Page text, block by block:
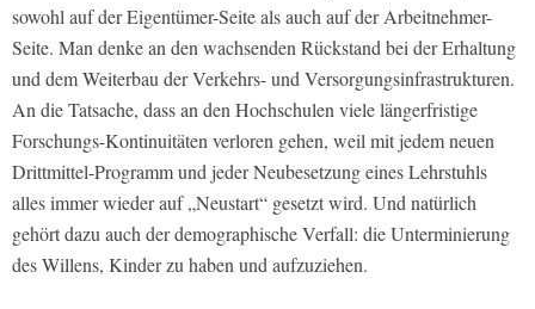
sowohl auf der Eigentümer-Seite als auch auf der Arbeitnehmer-
Seite. Man denke an den wachsenden Rückstand bei der Erhaltung
und dem Weiterbau der Verkehrs- und Versorgungsinfrastrukturen.
An die Tatsache, dass an den Hochschulen viele längerfristige
Forschungs-Kontinuitäten verloren gehen, weil mit jedem neuen
Drittmittel-Programm und jeder Neubesetzung eines Lehrstuhls
alles immer wieder auf „Neustart“ gesetzt wird. Und natürlich
gehört dazu auch der demographische Verfall: die Unterminierung
des Willens, Kinder zu haben und aufzuziehen.